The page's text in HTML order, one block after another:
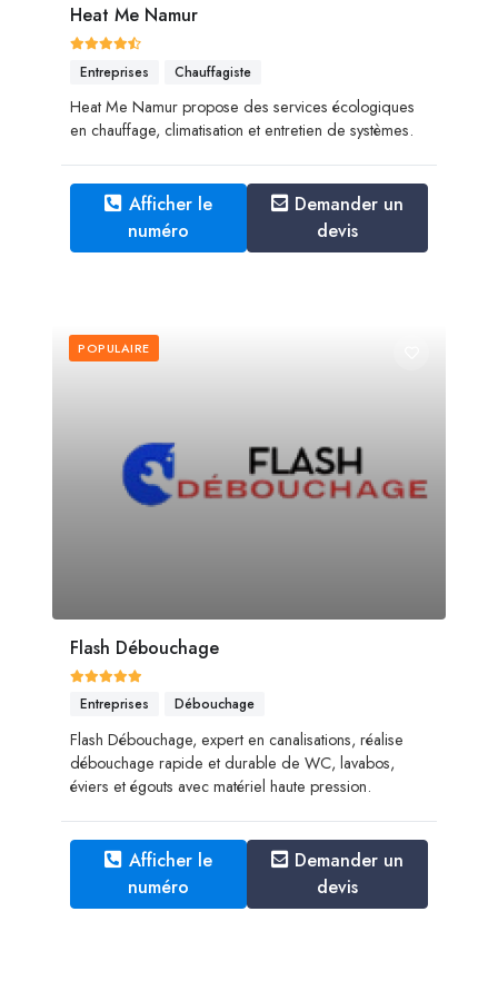
Heat Me Namur
Entreprises Chauffagiste
Heat Me Namur propose des services écologiques
en chauffage, climatisation et entretien de systèmes.
Afficher le
numéro
Demander un
devis
POPULAIRE
Flash Débouchage
Entreprises Débouchage
Flash Débouchage, expert en canalisations, réalise
débouchage rapide et durable de WC, lavabos,
éviers et égouts avec matériel haute pression.
Afficher le
numéro
Demander un
devis